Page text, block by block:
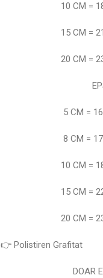
10 CM =
15 CM =
20 CM =
5 CM =
8 CM =
10 CM =
15 CM =
20 CM =
👉 Polistiren Grafitat
DOAR